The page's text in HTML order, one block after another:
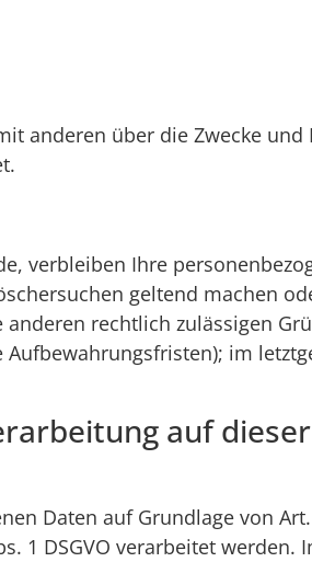
anderen über die Zwecke und
verbleiben Ihre
geltend machen
rechtlich zulässigen
im
auf dieser
Daten auf Grundlage von Art.
1 DSGVO verarbeitet werden.